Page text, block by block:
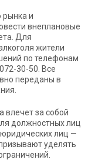
рынка и
внеплановые
Для
жители
по телефонам
30-50. Все
переданы в
влечет за собой
должностных лиц
юридических лиц —
уделять